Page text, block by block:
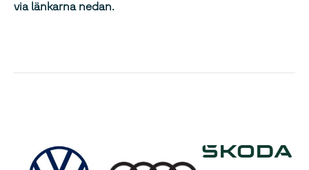
via länkarna nedan.